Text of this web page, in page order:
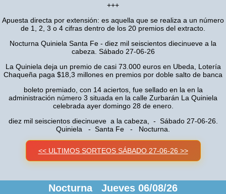
+++
Apuesta directa por extensión: es aquella que se realiza a un número
de 1, 2, 3 o 4 cifras dentro de los 20 premios del extracto.
Nocturna Quiniela Santa Fe - diez mil seiscientos diecinueve a la
cabeza. Sábado 27-06-26
La Quiniela deja un premio de casi 73.000 euros en Ubeda, Lotería
Chaqueña paga $18,3 millones en premios por doble salto de banca
boleto premiado, con 14 aciertos, fue sellado en la en la
administración número 3 situada en la calle Zurbarán La Quiniela
celebrada ayer domingo 28 de enero.
diez mil seiscientos diecinueve a la cabeza, - Sábado 27-06-26.
Quiniela - Santa Fe - Nocturna.
<< ULTIMOS SORTEOS SÁBADO 27-06-26 >>
Nocturna Jueves 06/08/26